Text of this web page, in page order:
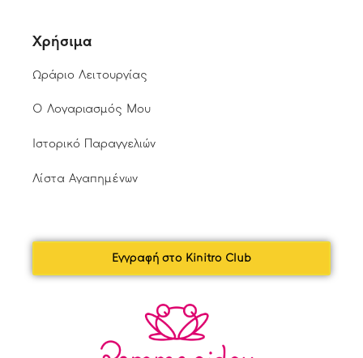
Χρήσιμα
Ωράριο Λειτουργίας
Ο Λογαριασμός Μου
Ιστορικό Παραγγελιών
Λίστα Αγαπημένων
Εγγραφή στο Kinitro Club